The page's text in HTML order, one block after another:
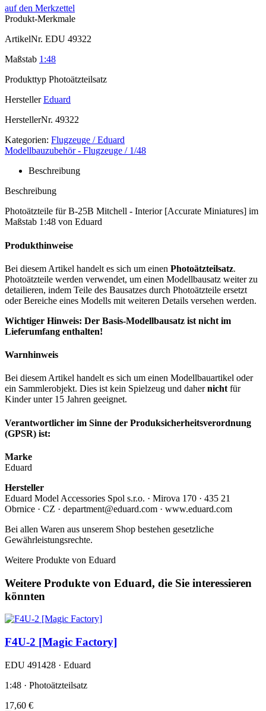
auf den Merkzettel
Produkt-Merkmale
ArtikelNr. EDU 49322
Maßstab 1:48
Produkttyp Photoätzteilsatz
Hersteller Eduard
HerstellerNr. 49322
Kategorien: Flugzeuge / Eduard
Modellbauzubehör - Flugzeuge / 1/48
Beschreibung
Beschreibung
Photoätzteile für B-25B Mitchell - Interior [Accurate Miniatures] im
Maßstab 1:48 von Eduard
Produkthinweise
Bei diesem Artikel handelt es sich um einen Photoätzteilsatz.
Photoätzteile werden verwendet, um einen Modellbausatz weiter zu
detailieren, indem Teile des Bausatzes durch Photoätzteile ersetzt
oder Bereiche eines Modells mit weiteren Details versehen werden.
Wichtiger Hinweis: Der Basis-Modellbausatz ist nicht im
Lieferumfang enthalten!
Warnhinweis
Bei diesem Artikel handelt es sich um einen Modellbauartikel oder
ein Sammlerobjekt. Dies ist kein Spielzeug und dahernicht für
Kinder unter 15 Jahren geeignet.
Verantwortlicher im Sinne der Produksicherheitsverordnung
(GPSR) ist:
Marke
Eduard
Hersteller
Eduard Model Accessories Spol s.r.o. · Mirova 170 · 435 21
Obrnice · CZ · department@eduard.com · www.eduard.com
Bei allen Waren aus unserem Shop bestehen gesetzliche
Gewährleistungsrechte.
Weitere Produkte von Eduard
Weitere Produkte von Eduard, die Sie interessieren
könnten
F4U-2 [Magic Factory]
EDU 491428 · Eduard
1:48 · Photoätzteilsatz
17,60 €